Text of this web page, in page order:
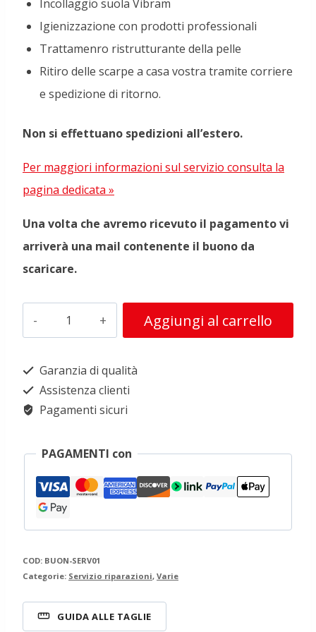
Incollaggio suola Vibram
Igienizzazione con prodotti professionali
Trattamenro ristrutturante della pelle
Ritiro delle scarpe a casa vostra tramite corriere
e spedizione di ritorno.
Non si effettuano spedizioni all’estero.
Per maggiori informazioni sul servizio consulta la
pagina dedicata »
Una volta che avremo ricevuto il pagamento vi
arriverà una mail contenente il buono da
scaricare.
PER
quantità
Aggiungi al carrello
Garanzia di qualità
Assistenza clienti
Pagamenti sicuri
PAGAMENTI con
COD: BUON-SERV01
Categorie: Servizio riparazioni, Varie
GUIDA ALLE TAGLIE